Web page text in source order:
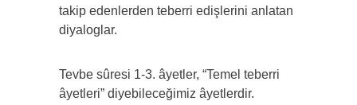
takip edenlerden teberri edişlerini anlatan
diyaloglar.
Tevbe sûresi 1-3. âyetler, “Temel teberri
âyetleri” diyebileceğimiz âyetlerdir.